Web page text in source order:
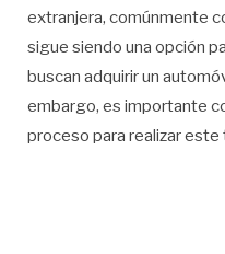
extranjera, comúnmente
sigue siendo una opción
buscan adquirir un
embargo, es importante
proceso para realizar